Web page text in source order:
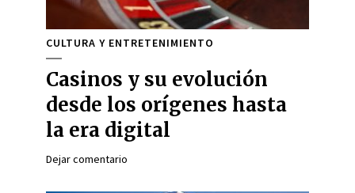
CULTURA Y ENTRETENIMIENTO
Casinos y su evolución
desde los orígenes hasta
la era digital
Dejar comentario